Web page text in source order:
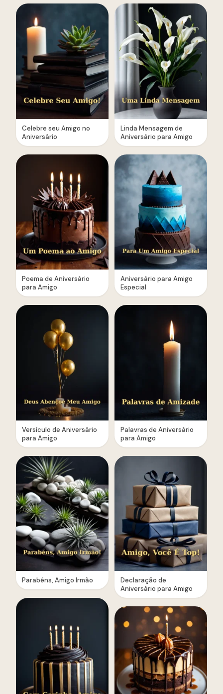
Celebre seu Amigo no
Aniversário
Poema de Aniversário
para Amigo
Versículo de Aniversário
para Amigo
Parabéns, Amigo Irmão
Linda Mensagem de
Aniversário para Amigo
Aniversário para Amigo
Especial
Palavras de Aniversário
para Amigo
Declaração de
Aniversário para Amigo